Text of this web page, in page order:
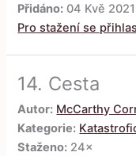
Přidáno: 04 Kvě 2021
Pro stažení se
14. Cesta
Autor: McCarthy
Kategorie:
Staženo: 24×